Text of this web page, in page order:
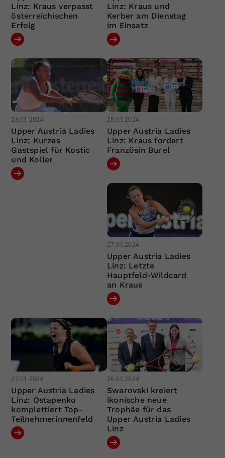
Linz: Kraus verpasst
österreichischen
Erfolg
Linz: Kraus und
Kerber am Dienstag
im Einsatz
28.01.2024
Upper Austria Ladies
Linz: Kurzes
Gastspiel für Kostic
und Koller
28.01.2024
Upper Austria Ladies
Linz: Kraus fordert
Französin Burel
27.01.2024
Upper Austria Ladies
Linz: Letzte
Hauptfeld-Wildcard
an Kraus
27.01.2024
Upper Austria Ladies
Linz: Ostapenko
komplettiert Top-
Teilnehmerinnenfeld
26.01.2024
Swarovski kreiert
ikonische neue
Trophäe für das
Upper Austria Ladies
Linz